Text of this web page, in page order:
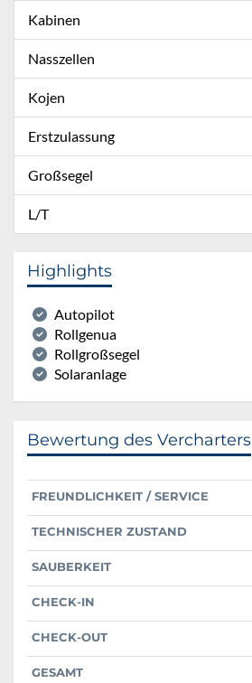
Kabinen
Nasszellen
Kojen
Erstzulassung
Großsegel
L/T
Highlights
Autopilot
Rollgenua
Rollgroßsegel
Solaranlage
Bewertung des Vercharters
FREUNDLICHKEIT / SERVICE
TECHNISCHER ZUSTAND
SAUBERKEIT
CHECK-IN
CHECK-OUT
GESAMT